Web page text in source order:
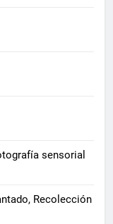
sensorial
Recolección